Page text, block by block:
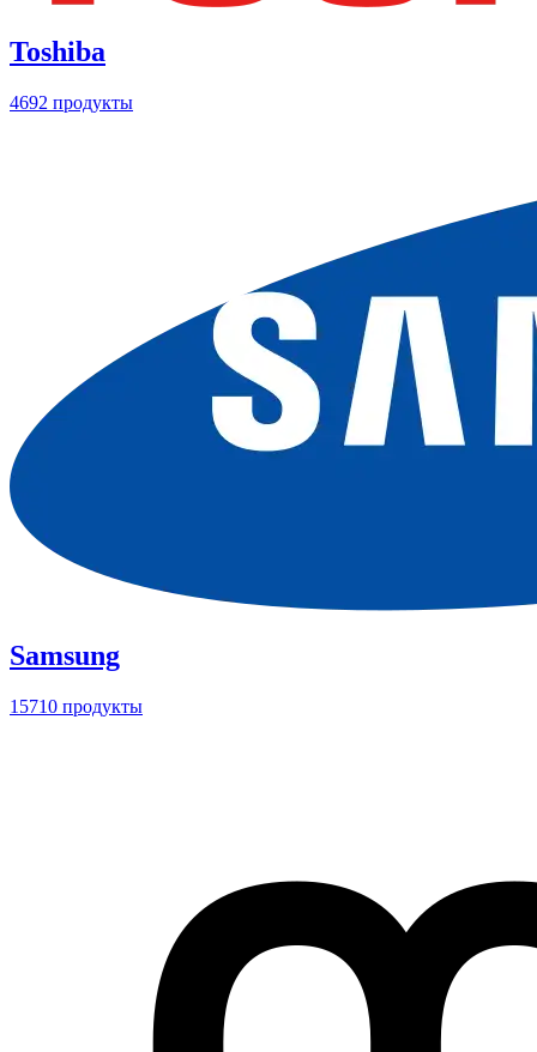
Toshiba
4692 продукты
Samsung
15710 продукты